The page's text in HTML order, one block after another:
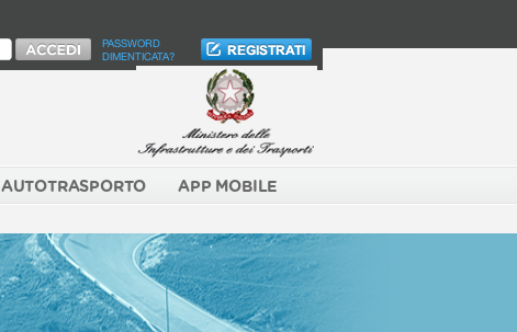
PASSWORD
DIMENTICATA?
AUTOTRASPORTO APP MOBILE